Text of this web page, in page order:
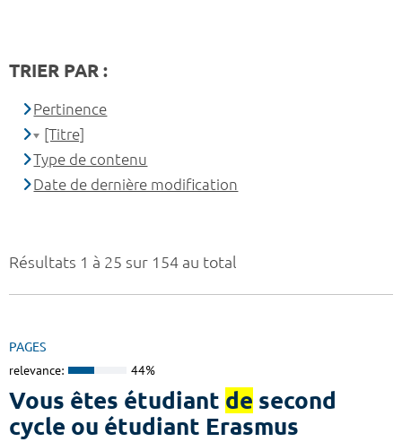
Résultats 1 à 25 sur 154 au total
PAGES
relevance: 44%
Vous êtes étudiant de second
cycle ou étudiant Erasmus
TRIER PAR :
Pertinence
[Titre]
Type de contenu
Date de dernière modification